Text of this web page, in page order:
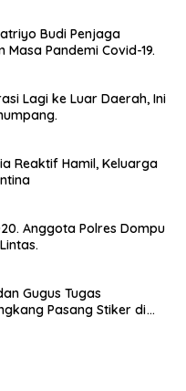
Budi Penjaga
Pandemi Covid-19.
Lagi ke Luar Daerah, Ini
Reaktif Hamil, Keluarga
Anggota Polres Dompu
Gugus Tugas
Pasang Stiker di